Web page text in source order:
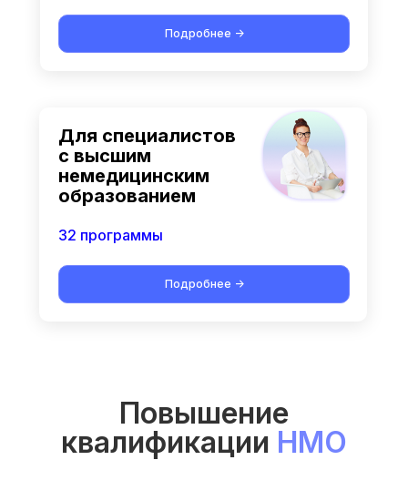
Подробнее ->
Подробнее ->
Для специалистов
с высшим
немедицинским
образованием
32 программы
Повышение
квалификации НМО